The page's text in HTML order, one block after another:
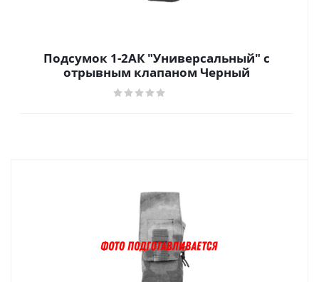
Подсумок 1-2АК "Универсальный" с
отрывным клапаном Черный